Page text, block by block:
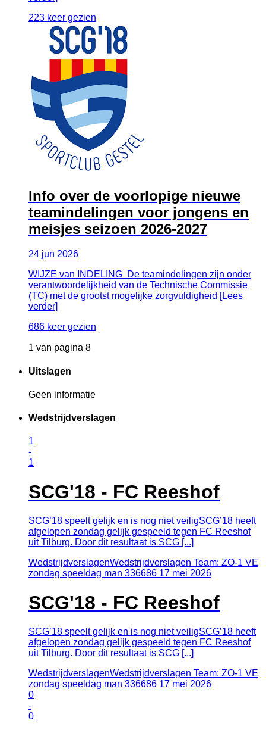
223 keer gezien
Info over de voorlopige nieuwe
teamindelingen voor jongens en
meisjes seizoen 2026-2027
24 jun 2026
WIJZE van INDELING De teamindelingen zijn onder
verantwoordelijkheid van de Technische Commissie
(TC) met de grootst mogelijke zorgvuldigheid [Lees
verder]
686 keer gezien
1 van pagina 8
Uitslagen
Geen informatie
Wedstrijdverslagen
1
-
1
SCG'18 - FC Reeshof
SCG’18 speelt gelijk en is nog niet veiligSCG’18 heeft
afgelopen zondag gelijk gespeeld tegen FC Reeshof
uit Tilburg. Door dit resultaat is SCG [...]
WedstrijdverslagenWedstrijdverslagen Team: ZO-1 VE
zondag speeldag man 336686 17 mei 2026
SCG'18 - FC Reeshof
SCG’18 speelt gelijk en is nog niet veiligSCG’18 heeft
afgelopen zondag gelijk gespeeld tegen FC Reeshof
uit Tilburg. Door dit resultaat is SCG [...]
WedstrijdverslagenWedstrijdverslagen Team: ZO-1 VE
zondag speeldag man 336686 17 mei 2026
0
-
0